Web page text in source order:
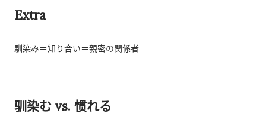
Extra
馴染み＝知り合い＝親密の関係者
驯染む vs. 惯れる